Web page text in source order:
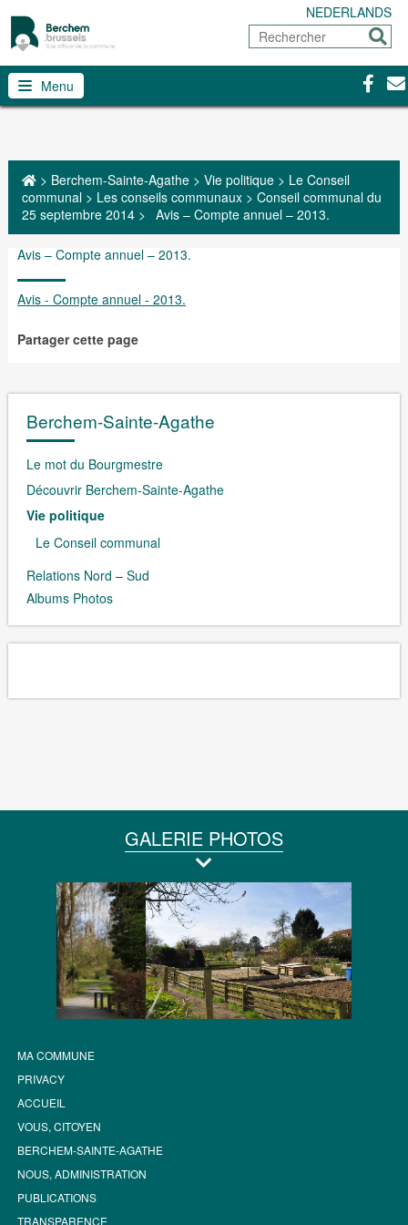
NEDERLANDS
Rechercher
Menu
> Berchem-Sainte-Agathe> Vie politique> Le Conseil
communal> Les conseils communaux> Conseil communal du
25 septembre 2014> Avis – Compte annuel – 2013.
Avis – Compte annuel – 2013.
Avis - Compte annuel - 2013.
Partager cette page
Berchem-Sainte-Agathe
Le mot du Bourgmestre
Découvrir Berchem-Sainte-Agathe
Vie politique
Le Conseil communal
Relations Nord – Sud
Albums Photos
GALERIE PHOTOS
MA COMMUNE
PRIVACY
ACCUEIL
VOUS, CITOYEN
BERCHEM-SAINTE-AGATHE
NOUS, ADMINISTRATION
PUBLICATIONS
TRANSPARENCE